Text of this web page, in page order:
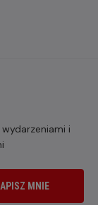
i
MNIE